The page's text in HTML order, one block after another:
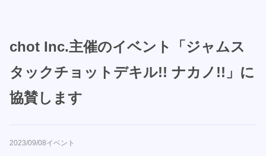
chot Inc.主催のイベント「ジャムス
タックチョットデキル!! ナカノ!!」に
協賛します
2023/09/08イベント